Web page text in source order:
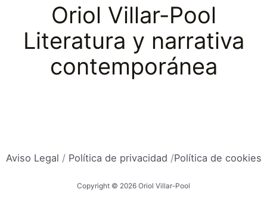
Oriol Villar-Pool
Literatura y narrativa
contemporánea
Aviso Legal / Política de privacidad /Política de cookies
Copyright © 2026 Oriol Villar-Pool